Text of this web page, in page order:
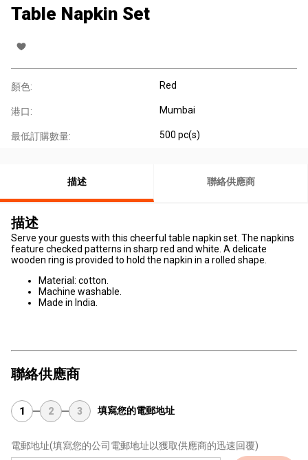
Table Napkin Set
顏色: Red
港口: Mumbai
最低訂購數量: 500 pc(s)
描述 聯絡供應商
描述
Serve your guests with this cheerful table napkin set. The napkins
feature checked patterns in sharp red and white. A delicate
wooden ring is provided to hold the napkin in a rolled shape.
Material: cotton.
Machine washable.
Made in India.
聯絡供應商
1 2 3 填寫您的電郵地址
電郵地址(填寫您的公司電郵地址以獲取供應商的迅速回覆)